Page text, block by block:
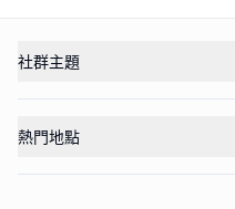
社群主題
熱門地點